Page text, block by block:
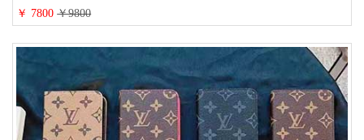
財布カード入り 多機能 ハイ ブランド Galaxy S25/S24/S23手帳カバー おすす
め
￥ 7800￥9800